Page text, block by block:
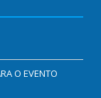
O EVENTO